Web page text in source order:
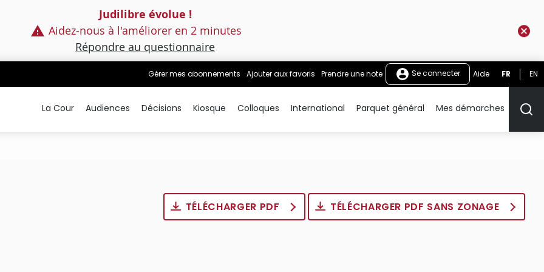
Judilibre évolue !
Aidez-nous à l'améliorer en 2 minutes
Répondre au questionnaire
Gérer mes abonnements Ajouter aux favoris Prendre une note Se connecter Aide FR EN
La Cour Audiences Décisions Kiosque Colloques International Parquet général Mes démarches
TÉLÉCHARGER PDF TÉLÉCHARGER PDF SANS ZONAGE